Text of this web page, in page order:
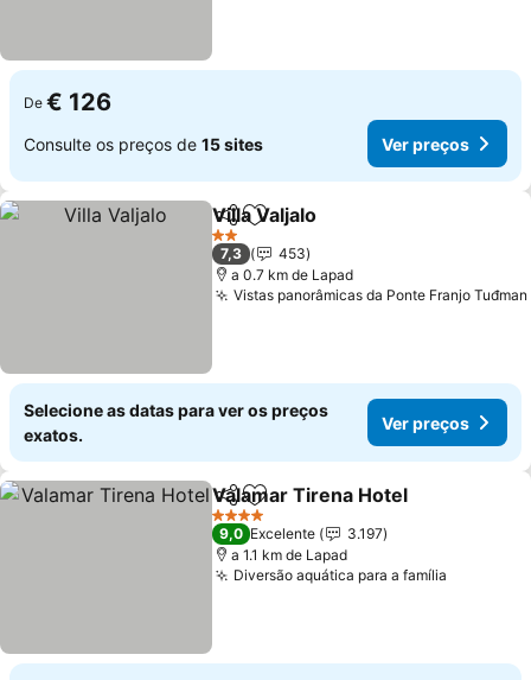
De € 126
Consulte os preços de 15 sites Ver preços
PartilharAdicionar aos favoritos
Villa Valjalo
2 Estrelas
7,3
453
a 0.7 km de Lapad
Vistas panorâmicas da Ponte Franjo Tuđman
Selecione as datas para ver os preços
exatos.
Ver preços
PartilharAdicionar aos favoritos
Valamar Tirena Hotel
4 Estrelas
9,0 Excelente
3.197
a 1.1 km de Lapad
Diversão aquática para a família